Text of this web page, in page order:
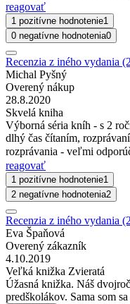
reagovať
1 pozitívne hodnotenie1
0 negatívne hodnotenia0
Recenzia z iného vydania
Michal Pyšný
Overený nákup
28.8.2020
Skvelá kniha
Výborná séria kníh - s 2
dlhý čas čítaním,
rozprávania - veľmi
reagovať
1 pozitívne hodnotenie1
2 negatívne hodnotenia2
Recenzia z iného vydania
Eva Špaňová
Overený zákazník
4.10.2019
Veľká knižka Zvieratá
Úžasná knižka. Náš
predškolákov. Sama som